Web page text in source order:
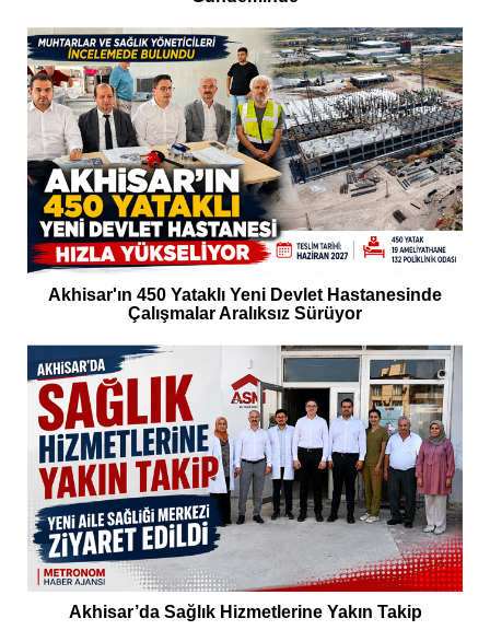
Akhisar'ın 450 Yataklı Yeni Devlet Hastanesinde
Çalışmalar Aralıksız Sürüyor
Akhisar’da Sağlık Hizmetlerine Yakın Takip